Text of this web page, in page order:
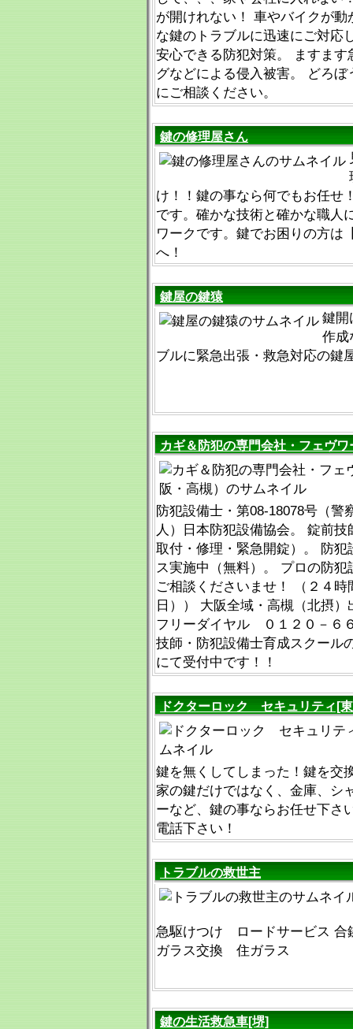
が開けれない！ 車やバイクが動
な鍵のトラブルに迅速にご対応
安心できる防犯対策。 ますます
グなどによる侵入被害。 どろぼ
にご相談ください。
鍵の修理屋さん
け！！鍵の事なら何でもお任せ
です。確かな技術と確かな職人
ワークです。鍵でお困りの方は
へ！
鍵屋の鍵猿
鍵開
作成
ブルに緊急出張・救急対応の鍵
カギ＆防犯の専門会社・フェヴ
防犯設備士・第08-18078号（警
人）日本防犯設備協会。 錠前
取付・修理・緊急開錠）。 防犯
ス実施中（無料）。 プロの防犯
ご相談くださいませ！ （２４時
日）） 大阪全域・高槻（北摂）
フリーダイヤル ０１２０－６
技師・防犯設備士育成スクール
にて受付中です！！
ドクターロック セキュリティ[
鍵を無くしてしまった！鍵を交
家の鍵だけではなく、金庫、シ
ーなど、鍵の事ならお任せ下さ
電話下さい！
トラブルの救世主
急駆けつけ ロードサービス
ガラス交換 住ガラス
鍵の生活救急車[堺]